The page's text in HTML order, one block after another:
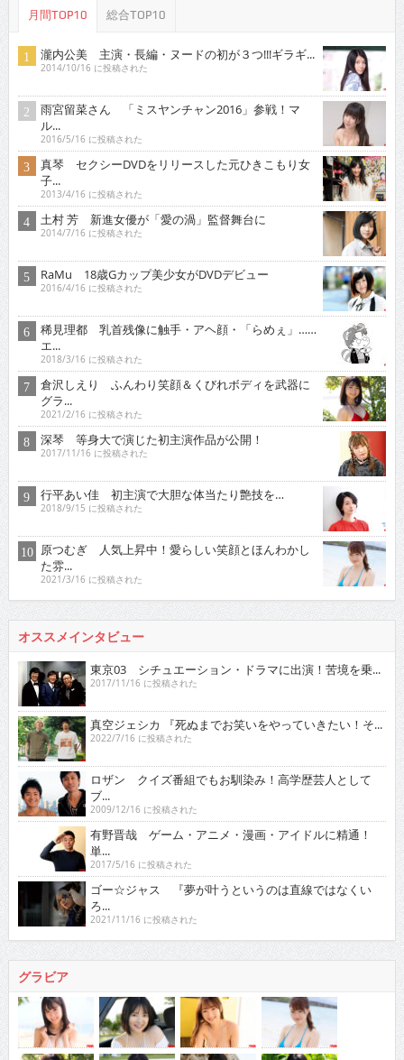
月間TOP10 総合TOP10
瀧内公美 主演・長編・ヌードの初が３つ!!!ギラギ...
2014/10/16 に投稿された
雨宮留菜さん 「ミスヤンチャン2016」参戦！マ
ル...
2016/5/16 に投稿された
真琴 セクシーDVDをリリースした元ひきこもり女
子...
2013/4/16 に投稿された
土村 芳 新進女優が「愛の渦」監督舞台に
2014/7/16 に投稿された
RaMu 18歳Gカップ美少女がDVDデビュー
2016/4/16 に投稿された
稀見理都 乳首残像に触手・アヘ顔・「らめぇ」……
エ...
2018/3/16 に投稿された
倉沢しえり ふんわり笑顔＆くびれボディを武器に
グラ...
2021/2/16 に投稿された
深琴 等身大で演じた初主演作品が公開！
2017/11/16 に投稿された
行平あい佳 初主演で大胆な体当たり艶技を…
2018/9/15 に投稿された
原つむぎ 人気上昇中！愛らしい笑顔とほんわかし
た雰...
2021/3/16 に投稿された
オススメインタビュー
東京03 シチュエーション・ドラマに出演！苦境を乗...
2017/11/16 に投稿された
真空ジェシカ 『死ぬまでお笑いをやっていきたい！そ...
2022/7/16 に投稿された
ロザン クイズ番組でもお馴染み！高学歴芸人として
ブ...
2009/12/16 に投稿された
有野晋哉 ゲーム・アニメ・漫画・アイドルに精通！
単...
2017/5/16 に投稿された
ゴー☆ジャス 『夢が叶うというのは直線ではなくい
ろ...
2021/11/16 に投稿された
グラビア